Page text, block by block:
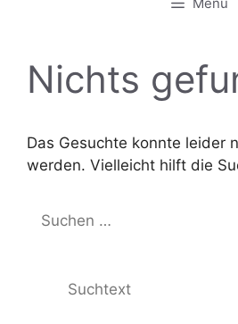
Nichts
Das Gesuchte konnte leider
werden. Vielleicht hilft die
nach: